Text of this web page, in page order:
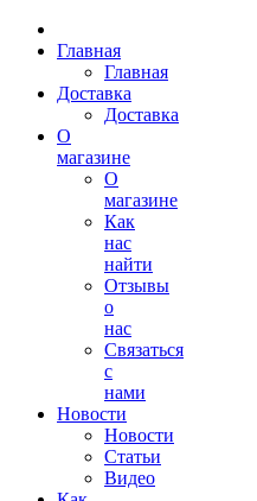
Главная
Главная
Доставка
Доставка
О
магазине
О
магазине
Как
нас
найти
Отзывы
о
нас
Связаться
с
нами
Новости
Новости
Статьи
Видео